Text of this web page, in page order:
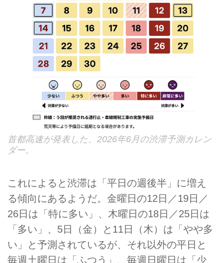
首都高速が発表した、2026年6月の渋滞予測カレン
ダー。
これによると渋滞は「平日の週後半」に増え
る傾向にあるようだ。金曜日の12日／19日／
26日は「特に多い」、木曜日の18日／25日は
「多い」、5日（金）と11日（木）は「やや多
い」と予測されているが、それ以外の平日と
毎週土曜日は「ふつう」、毎週日曜日は「少